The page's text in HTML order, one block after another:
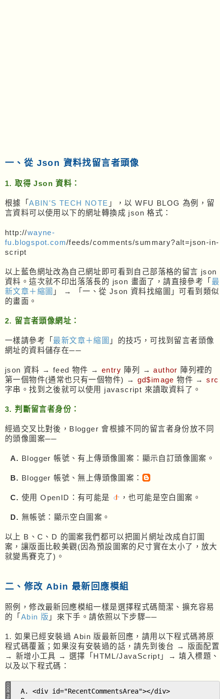
一、從 Json 資料找留言者頭像
1. 取得 Json 資料：
根據「ABIN'S TECH NOTE 」，以 WFU BLOG 為例，留
言資料可以使用以下的網址轉換成 json 格式：
http://wayne-
fu.blogspot.com/feeds/comments/summary?alt=json-in-
script
以上藍色網址改為自己網址即可看到自己部落格的留言 json
資料。這次就不印出落落長的 json 畫面了，請直接參考「 最
新文章＋縮圖 」 → 「一、從 Json 資料找縮圖」可看到類似
的畫面。
2. 留言者頭像網址：
一樣請參考「 最新文章＋縮圖 」的技巧，可找到留言者頭像
網址的資料儲存在──
json 資料 → feed 物件 → entry 陣列 →author 陣列裡的
第一個物件(通常也只有一個物件) → gd$image 物件 →src
字串。找到之後就可以使用 javascript 來讀取資料了。
3. 判斷留言者身份：
經過交叉比對後，Blogger 會根據不同的留言者身份放不同
的頭像圖案──
A. Blogger 帳號、有上傳頭像圖案：顯示自訂頭像圖案。
B. Blogger 帳號、無上傳頭像圖案：
C. 使用 OpenID：有可能是 ，也可能是空白圖案。
D. 無帳號：顯示空白圖案。
以上 B、C、D 的圖案我們都可以把圖片網址改成自訂圖
案，讓版面比較美觀(因為預設圖案的尺寸實在太小了，放大
就變馬賽克了)。
二、修改 Abin 最新回應模組
照例，修改最新回應模組一樣是選擇程式碼簡潔、擴充容易
的「 Abin 版 」來下手。請依照以下步驟──
1. 如果已經安裝過 Abin 版最新回應，請用以下程式碼將原
程式碼覆蓋；如果沒有安裝過的話，請先到後台 → 版面配置
→ 新增小工具 → 選擇「HTML/JavaScript」→ 填入標題、
以及以下程式碼：
<div id="RecentCommentsArea"></div>